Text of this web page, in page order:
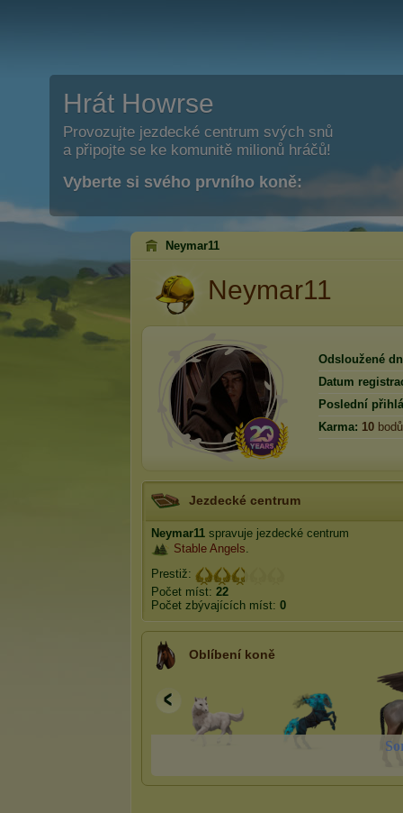
Hrát Howrse
Provozujte jezdecké centrum svých snů
a připojte se ke komunitě milionů hráčů!
Vyberte si svého prvního koně:
Neymar11
Neymar11
Odsloužené
Datum
Poslední
Karma: 10 bodů
Jezdecké centrum
Neymar11 spravuje jezdecké centrum
Stable Angels.
Prestiž:
Počet míst: 22
Počet zbývajících míst: 0
Oblíbení koně
So